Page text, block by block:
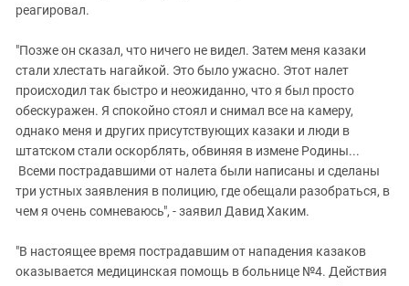
реагировал.
"Позже он сказал, что ничего не видел. Затем меня казаки
стали хлестать нагайкой. Это было ужасно. Этот налет
происходил так быстро и неожиданно, что я был просто
обескуражен. Я спокойно стоял и снимал все на камеру,
однако меня и других присутствующих казаки и люди в
штатском стали оскорблять, обвиняя в измене Родины...
Всеми пострадавшими от налета были написаны и сделаны
три устных заявления в полицию, где обещали разобраться, в
чем я очень сомневаюсь", - заявил Давид Хаким.
"В настоящее время пострадавшим от нападения казаков
оказывается медицинская помощь в больнице №4. Действия